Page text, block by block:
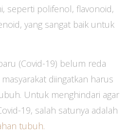
seperti polifenol, flavonoid,
yang sangat baik untuk
(Covid-19) belum reda
diingatkan harus
Untuk menghindari agar
19, salah satunya adalah
tubuh.